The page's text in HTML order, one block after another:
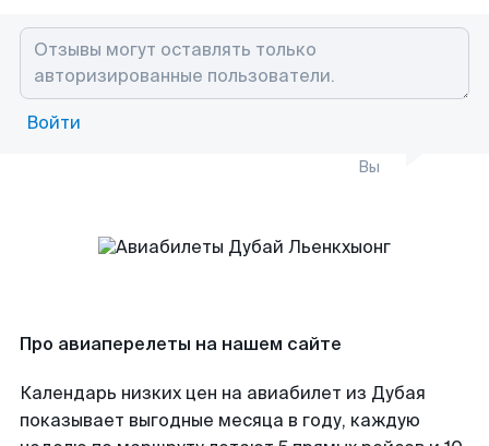
Войти
Вы
Про авиаперелеты на нашем сайте
Календарь низких цен на авиабилет из Дубая
показывает выгодные месяца в году, каждую